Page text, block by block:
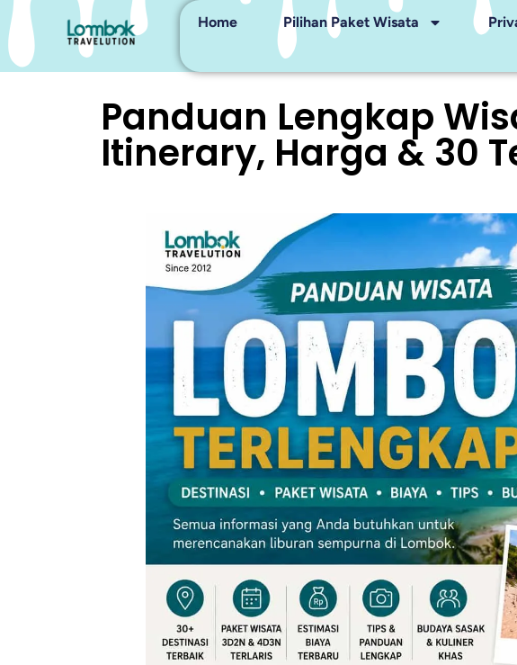
Home Pilihan Paket Wisata
Panduan Lengkap
Itinerary, Harga & 30